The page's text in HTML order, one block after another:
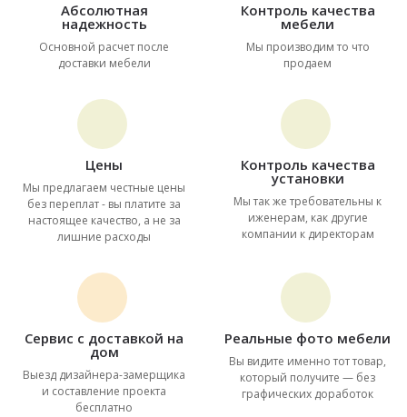
Абсолютная
надежность
Основной расчет после
доставки мебели
Контроль качества
мебели
Мы производим то что
продаем
Цены
Мы предлагаем честные цены
без переплат - вы платите за
настоящее качество, а не за
лишние расходы
Контроль качества
установки
Мы так же требовательны к
иженерам, как другие
компании к директорам
Сервис с доставкой на
дом
Выезд дизайнера-замерщика
и составление проекта
бесплатно
Реальные фото мебели
Вы видите именно тот товар,
который получите — без
графических доработок